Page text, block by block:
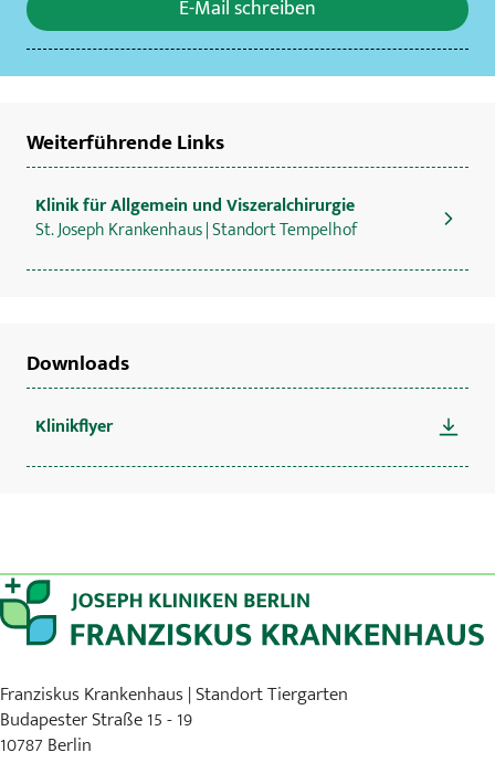
E-Mail schreiben
Weiterführende Links
Klinik für Allgemein und Viszeralchirurgie
St. Joseph Krankenhaus | Standort Tempelhof
Downloads
Klinikflyer
Franziskus Krankenhaus | Standort Tiergarten
Budapester Straße 15 - 19
10787 Berlin